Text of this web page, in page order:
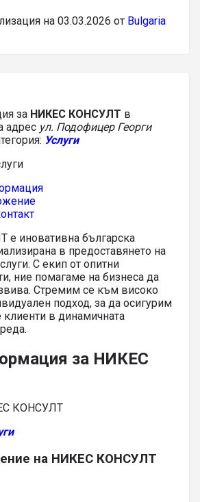
на 03.03.2026 от Bulgaria
за НИКЕС КОНСУЛТ в
адрес ул. Подофицер Георги
Услуги
иновативна българска
в предоставянето на
С екип от опитни
ние помагаме на бизнеса да
Стремим се към високо
подход, за да осигурим
клиенти в динамичната
за НИКЕС
КОНСУЛТ
на НИКЕС КОНСУЛТ